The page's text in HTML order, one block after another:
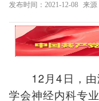
发布时间：2021-12-08 来源
12月4日，由
学会神经内科专